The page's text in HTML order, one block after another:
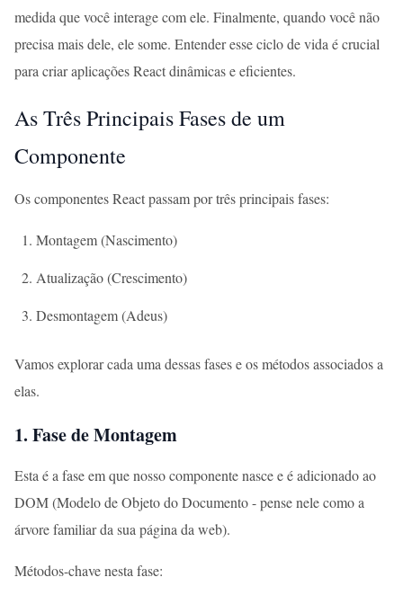
medida que você interage com ele. Finalmente, quando você não
precisa mais dele, ele some. Entender esse ciclo de vida é crucial
para criar aplicações React dinâmicas e eficientes.
As Três Principais Fases de um
Componente
Os componentes React passam por três principais fases:
Montagem (Nascimento)
Atualização (Crescimento)
Desmontagem (Adeus)
Vamos explorar cada uma dessas fases e os métodos associados a
elas.
1. Fase de Montagem
Esta é a fase em que nosso componente nasce e é adicionado ao
DOM (Modelo de Objeto do Documento - pense nele como a
árvore familiar da sua página da web).
Métodos-chave nesta fase: